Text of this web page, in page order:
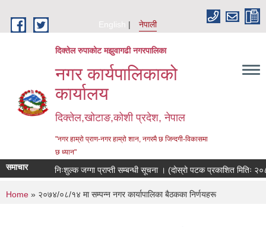
English
नेपाली
दिक्तेल रुपाकोट मझुवागढी नगरपालिका
नगर कार्यपालिकाको
कार्यालय
दिक्तेल,खोटाङ,कोशी प्रदेश, नेपाल
"नगर हाम्रो प्राण-नगर हाम्रो शान, नगरमै छ जिन्दगी-विकासमा
छ ध्यान"
समाचार निःशुल्क जग्गा प्राप्ती सम्बन्धी सूचना । (दोस्रो पटक प्रकाशित मितिः
You are here
Home » २०७४/०८/१४ मा सम्पन्न नगर कार्यापालिका बैठकका निर्णयहरू